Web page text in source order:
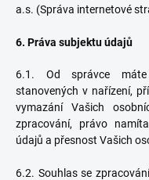
a.s. (Správa internetové
6. Práva subjektu údajů
6.1. Od správce
stanovených v nařízení,
vymazání Vašich
zpracování, právo
údajů a přesnost Vašich
6.2. Souhlas se